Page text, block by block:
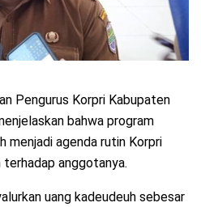
Pengurus Korpri Kabupaten
bahwa program
menjadi agenda rutin Korpri
anggotanya.
uang kadeudeuh sebesar